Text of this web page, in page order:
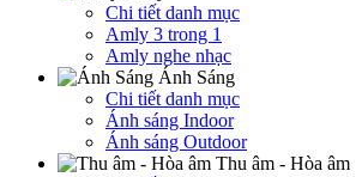
Chi tiết danh mục
Amly 3 trong 1
Amly nghe nhạc
Ánh Sáng
Chi tiết danh mục
Ánh sáng Indoor
Ánh sáng Outdoor
Thu âm - Hòa âm